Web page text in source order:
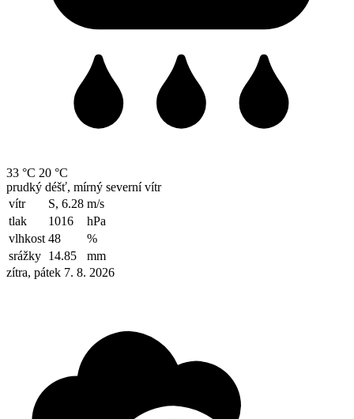
33 °C 20 °C
prudký déšť, mírný severní vítr
vítr
S, 6.28 m/s
tlak
1016
hPa
vlhkost 48
%
srážky 14.85
mm
zítra, pátek 7. 8. 2026